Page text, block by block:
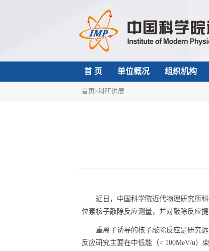
首 页 单位概况 组织机构
首页>科研进展
近日，中国科学院近代物理研究所
位素核子敲除反应测量，并对敲除反应
重离子诱导的核子敲除反应是研究远
反应研究主要在中低能（< 100MeV/u）